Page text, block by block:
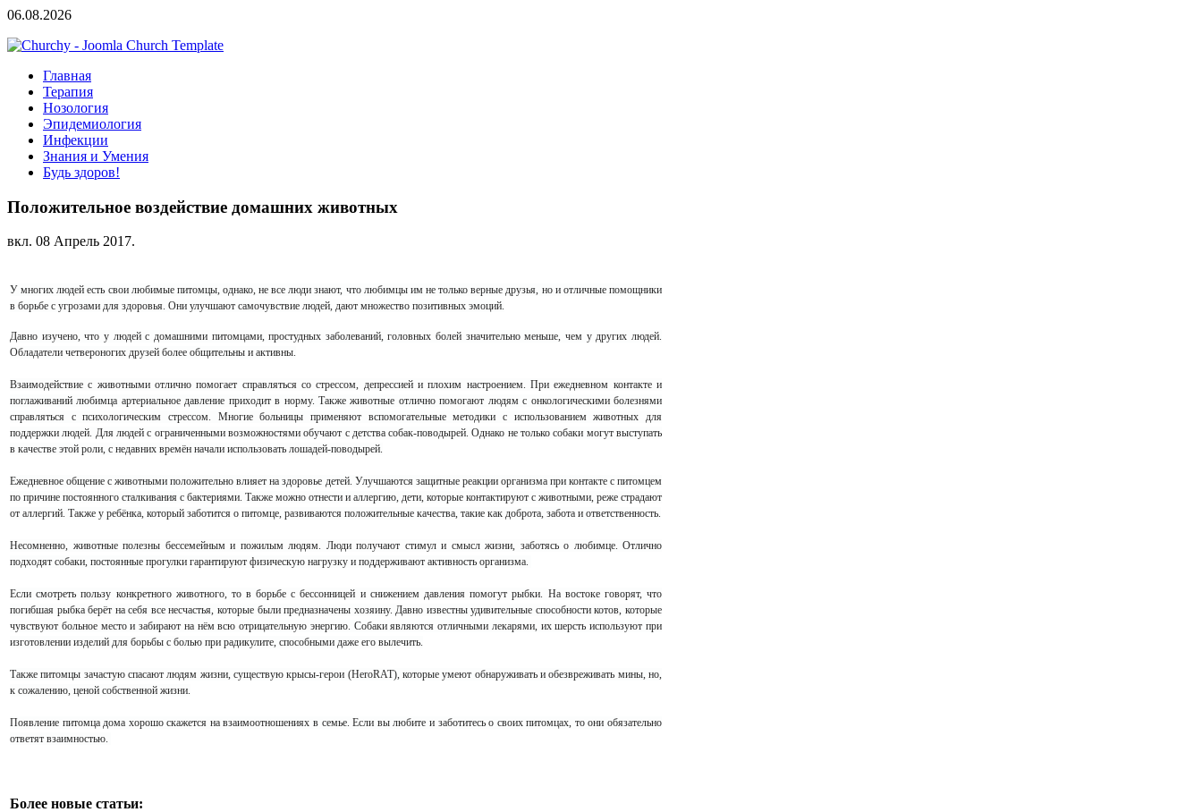
06.08.2026
Главная
Терапия
Нозология
Эпидемиология
Инфекции
Знания и Умения
Будь здоров!
Положительное воздействие домашних животных
вкл. 08 Апрель 2017.
У многих людей есть свои любимые питомцы, однако, не все люди знают, что любимцы им не только верные друзья, но и отличные помощники
в борьбе с угрозами для здоровья. Они улучшают самочувствие людей, дают множество позитивных эмоций.
Давно изучено, что у людей с домашними питомцами, простудных заболеваний, головных болей значительно меньше, чем у других людей.
Обладатели четвероногих друзей более общительны и активны.
Взаимодействие с животными отлично помогает справляться со стрессом, депрессией и плохим настроением. При ежедневном контакте и
поглаживаний любимца артериальное давление приходит в норму. Также животные отлично помогают людям с онкологическими болезнями
справляться с психологическим стрессом. Многие больницы применяют вспомогательные методики с использованием животных для
поддержки людей. Для людей с ограниченными возможностями обучают с детства собак-поводырей. Однако не только собаки могут выступать
в качестве этой роли, с недавних времён начали использовать лошадей-поводырей.
Ежедневное общение с животными положительно влияет на здоровье детей. Улучшаются защитные реакции организма при контакте с питомцем
по причине постоянного сталкивания с бактериями. Также можно отнести и аллергию, дети, которые контактируют с животными, реже страдают
от аллергий. Также у ребёнка, который заботится о питомце, развиваются положительные качества, такие как доброта, забота и ответственность.
Несомненно, животные полезны бессемейным и пожилым людям. Люди получают стимул и смысл жизни, заботясь о любимце. Отлично
подходят собаки, постоянные прогулки гарантируют физическую нагрузку и поддерживают активность организма.
Если смотреть пользу конкретного животного, то в борьбе с бессонницей и снижением давления помогут рыбки. На востоке говорят, что
погибшая рыбка берёт на себя все несчастья, которые были предназначены хозяину. Давно известны удивительные способности котов, которые
чувствуют больное место и забирают на нём всю отрицательную энергию. Собаки являются отличными лекарями, их шерсть используют при
изготовлении изделий для борьбы с болью при радикулите, способными даже его вылечить.
Также питомцы зачастую спасают людям жизни, существую крысы-герои (HeroRAT), которые умеют обнаруживать и обезвреживать мины, но,
к сожалению, ценой собственной жизни.
Появление питомца дома хорошо скажется на взаимоотношениях в семье. Если вы любите и заботитесь о своих питомцах, то они обязательно
ответят взаимностью.
Более новые статьи: